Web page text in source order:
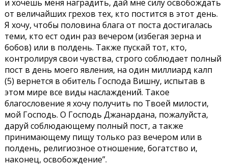
и хочешь меня наградить, дай мне силу освобождать
от величайших грехов тех, кто постится в этот день.
Я хочу, чтобы половина блага от поста достигалась
теми, кто ест один раз вечером (избегая зерна и
бобов) или в полдень. Также пускай тот, кто,
контролируя свои чувства, строго соблюдает полный
пост в день моего явления, на один миллиард калп
(5) вернется в обитель Господа Вишну, испытав в
этом мире все виды наслаждений. Такое
благословение я хочу получить по Твоей милости,
мой Господь. О Господь Джанардана, пожалуйста,
даруй соблюдающему полный пост, а также
принимающему пищу только раз вечером или в
полдень, религиозное отношение, богатство и,
наконец, освобождение”.